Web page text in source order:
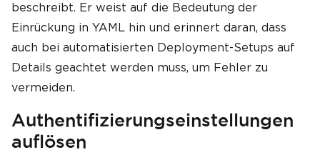
beschreibt. Er weist auf die Bedeutung der
Einrückung in YAML hin und erinnert daran, dass
auch bei automatisierten Deployment-Setups auf
Details geachtet werden muss, um Fehler zu
vermeiden.
Authentifizierungseinstellungen
auflösen